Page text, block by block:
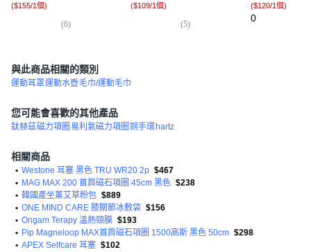
($155/1個)
(6)
($109/1個)
(5)
($120/1個)
0
與此商品相關的類別
運動耳罩運動水壺毛巾/運動毛巾
您可能會喜歡的其他產品
鈦赫茲磁力項圈 易利氣磁力項圈 銅手環 hartz
相關商品
• Westone 耳塞 黑色 TRU WR20 2p $467
• MAG MAX 200 首肩磁石項圈 45cm 黑色 $238
• 韓國產坐薰艾草粉包 $889
• ONE MIND CARE 膝關節冰敷袋 $156
• Ongam Terapy 溫熱頸膜 $193
• Pip Magneloop MAX首肩磁石項圈 1500高斯 黑色 50cm $298
• APEX Selfcare 耳塞 $102